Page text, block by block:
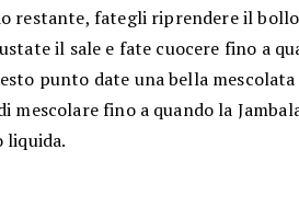
restante, fategli riprendere il
il sale e fate cuocere fino a
punto date una bella
mescolare fino a quando la
liquida.